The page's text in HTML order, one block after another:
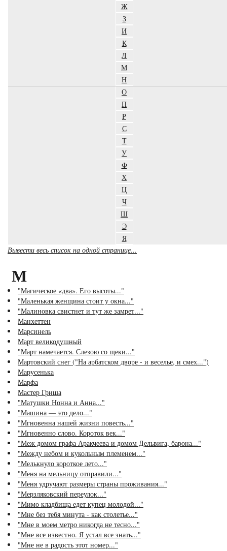
Ж
З
И
К
Л
М
Н
О
П
Р
С
Т
У
Ф
Х
Ц
Ч
Ш
Э
Я
Вывести весь список на одной странице...
М
"Магическое «два». Его высоты..."
"Маленькая женщина стоит у окна..."
"Малиновка свистнет и тут же замрет..."
Манхеттен
Марсинель
Март великодушный
"Март намечается. Слезою со щеки..."
Мартовский снег ("На арбатском дворе - и веселье, и смех...")
Марусенька
Марфа
Мастер Гриша
"Матушки Нонна и Анна..."
"Машина — это дело..."
"Мгновенна нашей жизни повесть..."
"Мгновенно слово. Короток век..."
"Меж домом графа Аракчеева и домом Дельвига, барона..."
"Между небом и кукольным племенем..."
"Мелькнуло короткое лето..."
"Меня на мельницу отправили..."
"Меня удручают размеры страны проживания..."
"Мерзляковский переулок..."
"Мимо кладбища едет купец молодой..."
"Мне без тебя минута - как столетье..."
"Мне в моем метро никогда не тесно..."
"Мне все известно. Я устал все знать..."
"Мне не в радость этот номер..."